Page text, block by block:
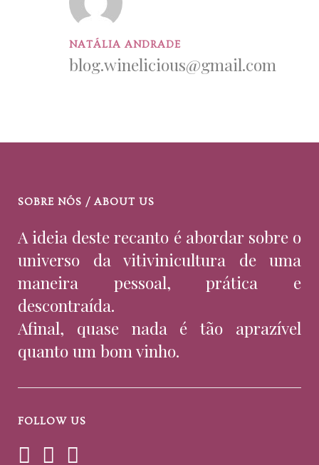
NATÁLIA ANDRADE
blog.winelicious@gmail.com
SOBRE NÓS / ABOUT US
A ideia deste recanto é abordar sobre o
universo da vitivinicultura de uma
maneira pessoal, prática e
descontraída.
Afinal, quase nada é tão aprazível
quanto um bom vinho.
FOLLOW US